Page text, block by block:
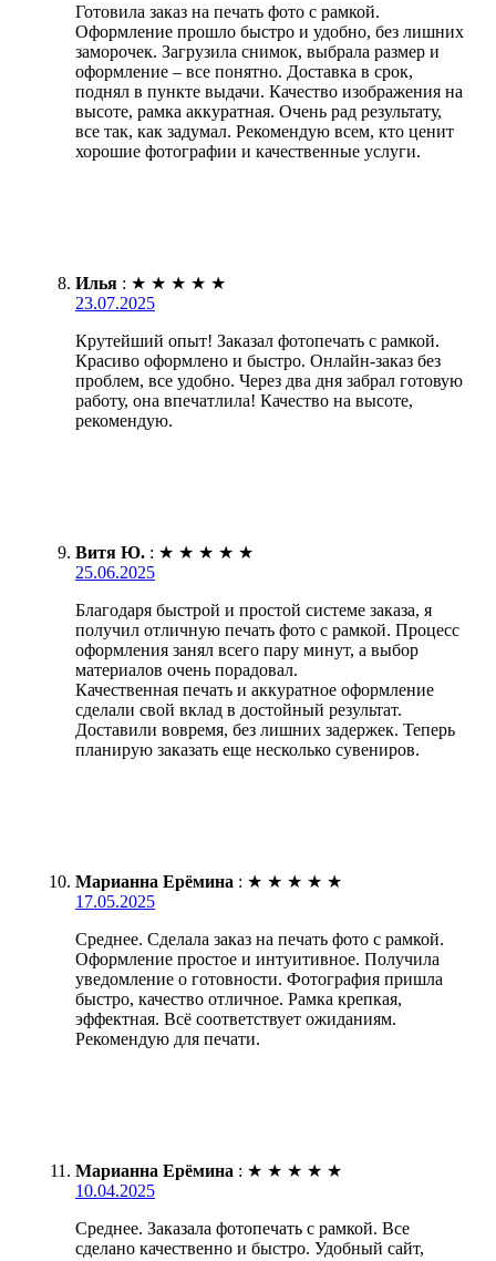
Готовила заказ на печать фото с рамкой.
Оформление прошло быстро и удобно, без лишних
заморочек. Загрузила снимок, выбрала размер и
оформление – все понятно. Доставка в срок,
поднял в пункте выдачи. Качество изображения на
высоте, рамка аккуратная. Очень рад результату,
все так, как задумал. Рекомендую всем, кто ценит
хорошие фотографии и качественные услуги.
Илья : ★ ★ ★ ★ ★
23.07.2025
Крутейший опыт! Заказал фотопечать с рамкой.
Красиво оформлено и быстро. Онлайн-заказ без
проблем, все удобно. Через два дня забрал готовую
работу, она впечатлила! Качество на высоте,
рекомендую.
Витя Ю. : ★ ★ ★ ★ ★
25.06.2025
Благодаря быстрой и простой системе заказа, я
получил отличную печать фото с рамкой. Процесс
оформления занял всего пару минут, а выбор
материалов очень порадовал.
Качественная печать и аккуратное оформление
сделали свой вклад в достойный результат.
Доставили вовремя, без лишних задержек. Теперь
планирую заказать еще несколько сувениров.
Марианна Ерёмина : ★ ★ ★ ★ ★
17.05.2025
Среднее. Сделала заказ на печать фото с рамкой.
Оформление простое и интуитивное. Получила
уведомление о готовности. Фотография пришла
быстро, качество отличное. Рамка крепкая,
эффектная. Всё соответствует ожиданиям.
Рекомендую для печати.
Марианна Ерёмина : ★ ★ ★ ★ ★
10.04.2025
Среднее. Заказала фотопечать с рамкой. Все
сделано качественно и быстро. Удобный сайт,